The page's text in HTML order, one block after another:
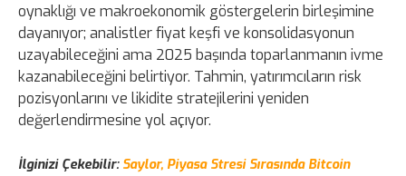
oynaklığı ve makroekonomik göstergelerin birleşimine
dayanıyor; analistler fiyat keşfi ve konsolidasyonun
uzayabileceğini ama 2025 başında toparlanmanın ivme
kazanabileceğini belirtiyor. Tahmin, yatırımcıların risk
pozisyonlarını ve likidite stratejilerini yeniden
değerlendirmesine yol açıyor.
İlginizi Çekebilir: Saylor, Piyasa Stresi Sırasında Bitcoin